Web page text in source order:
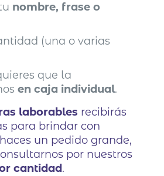
nombre, frase o
(una o varias
que la
en caja individual.
laborables recibirás
para brindar con
un pedido grande,
por nuestros
cantidad.